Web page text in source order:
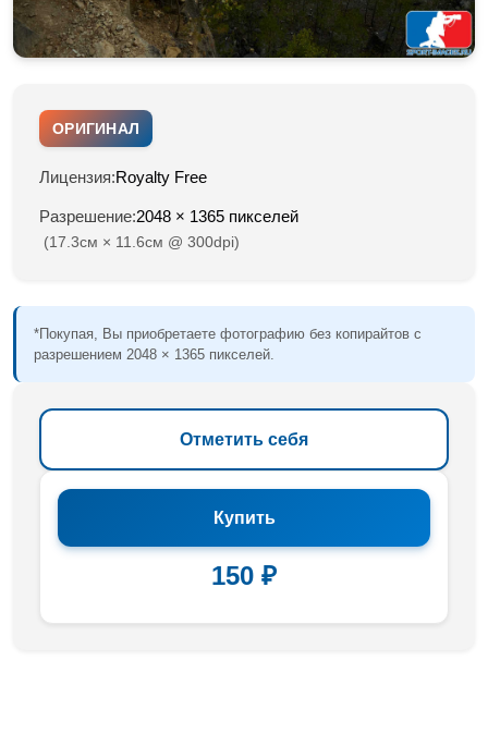
ОРИГИНАЛ
Лицензия:Royalty Free
Разрешение:2048 × 1365 пикселей
(17.3см × 11.6см @ 300dpi)
*Покупая, Вы приобретаете фотографию без копирайтов с
разрешением 2048 × 1365 пикселей.
Отметить себя
Купить
150 ₽